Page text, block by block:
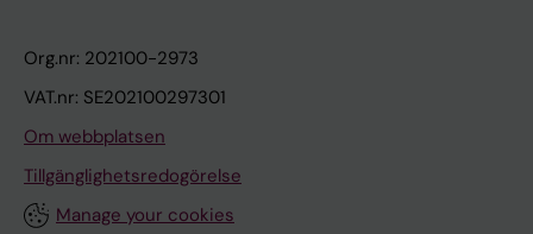
Org.nr: 202100-2973
VAT.nr: SE202100297301
Om webbplatsen
Tillgänglighetsredogörelse
Manage your cookies